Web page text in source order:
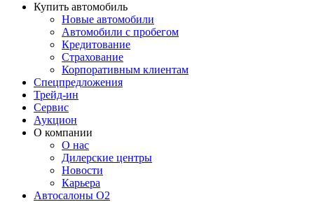
Купить автомобиль
Новые автомобили
Автомобили с пробегом
Кредитование
Страхование
Корпоративным клиентам
Спецпредложения
Трейд-ин
Сервис
Аукцион
О компании
О нас
Дилерские центры
Новости
Карьера
Автосалоны O2